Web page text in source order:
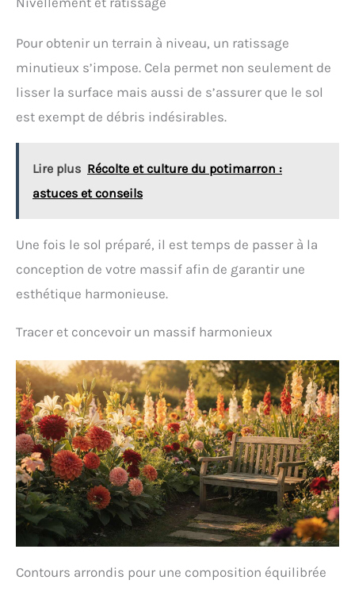
Pour obtenir un terrain à niveau, un ratissage
minutieux s’impose. Cela permet non seulement de
lisser la surface mais aussi de s’assurer que le sol
est exempt de débris indésirables.
Lire plus Récolte et culture du potimarron :
astuces et conseils
Une fois le sol préparé, il est temps de passer à la
conception de votre massif afin de garantir une
esthétique harmonieuse.
Tracer et concevoir un massif harmonieux
Contours arrondis pour une composition équilibrée